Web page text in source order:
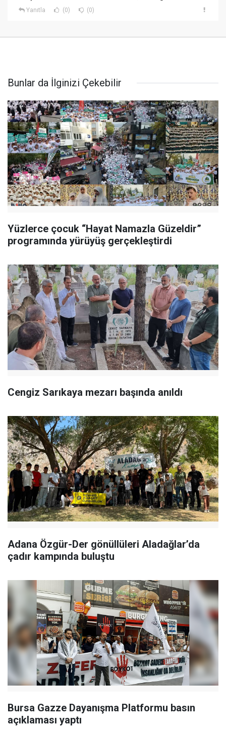
Yanıtla (0) (0)
Bunlar da İlginizi Çekebilir
Yüzlerce çocuk “Hayat Namazla Güzeldir”
programında yürüyüş gerçekleştirdi
Cengiz Sarıkaya mezarı başında anıldı
Adana Özgür-Der gönüllüleri Aladağlar’da
çadır kampında buluştu
Bursa Gazze Dayanışma Platformu basın
açıklaması yaptı